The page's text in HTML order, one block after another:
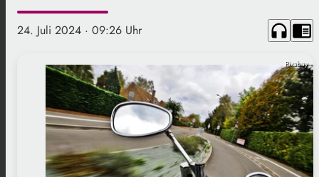
24. Juli 2024 · 09:26 Uhr headphones chrome_reader_mode
Pixabay